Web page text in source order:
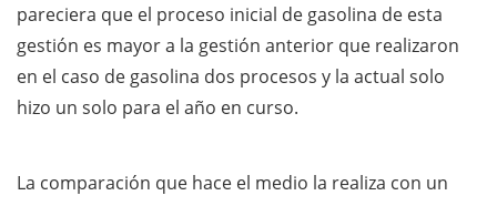
pareciera que el proceso inicial de gasolina de esta
gestión es mayor a la gestión anterior que realizaron
en el caso de gasolina dos procesos y la actual solo
hizo un solo para el año en curso.
La comparación que hace el medio la realiza con un